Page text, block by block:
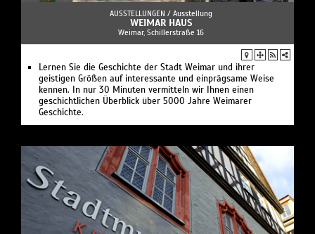
AUSSTELLUNGEN / Ausstellung
WEIMAR HAUS
Weimar, Schillerstraße 16
Lernen Sie die Geschichte der Stadt Weimar und ihrer
geistigen Größen auf interessante und einprägsame Weise
kennen. In nur 30 Minuten vermitteln wir Ihnen einen
geschichtlichen Überblick über 5000 Jahre Weimarer
Geschichte.